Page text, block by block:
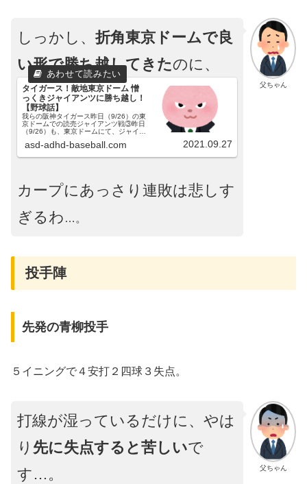
父ちゃん
しっかし、折角東京ドームで良
い形で勝ち越してきたのに、
タイガース！敵地東京ドーム 憎
っくきジャイアンツに勝ち越し！
【野球話】
我らの阪神タイガース昨日（9/26）の東
京ドームでの読売ジャイアンツ戦③昨日
（9/26）も、東京ドームにて、ジャイア
３戦目でした。一戦目、二戦目はコチラ
asd-adhd-baseball.com 2021.09.27
カープにあっさり連敗は悲しす
ぎるわ …。
投手陣
先発の青柳投手
５イニングで４安打２四球３失点。
父ちゃん
打線が湿っているだけに、やは
り 先に失点すると苦しいで
す…。